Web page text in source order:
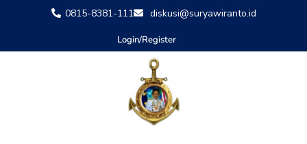
0815-8381-111 diskusi@suryawiranto.id
Login/Register